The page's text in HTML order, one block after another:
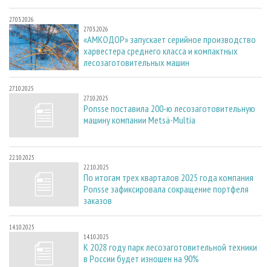
27.03.2026
27.03.2026
«АМКОДОР» запускает серийное производство
харвестера среднего класса и компактных
лесозаготовительных машин
27.10.2025
27.10.2025
Ponsse поставила 200-ю лесозаготовительную
машину компании Metsä-Multia
22.10.2025
22.10.2025
По итогам трех кварталов 2025 года компания
Ponsse зафиксировала сокращение портфеля
заказов
14.10.2025
14.10.2025
К 2028 году парк лесозаготовительной техники
в России будет изношен на 90%